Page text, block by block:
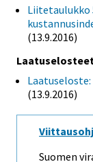
Liitetaulukko
(13.9.2016)
(13.9.2016)
Suomen